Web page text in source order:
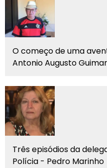
O começo de uma
Antonio Augusto
Três episódios da
Polícia - Pedro Marinho